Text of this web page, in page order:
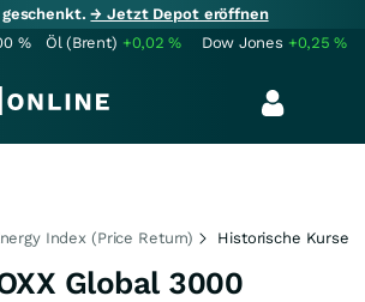
geschenkt.→ Jetzt Depot eröffnen
% Öl (Brent) +0,02% Dow Jones +0,25%
Index (Price Return)
Historische Kurse
Global 3000